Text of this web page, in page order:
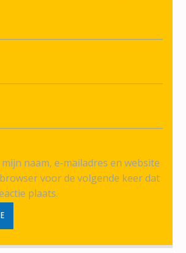
naam, e-mailadres en website
voor de volgende keer dat
plaats.